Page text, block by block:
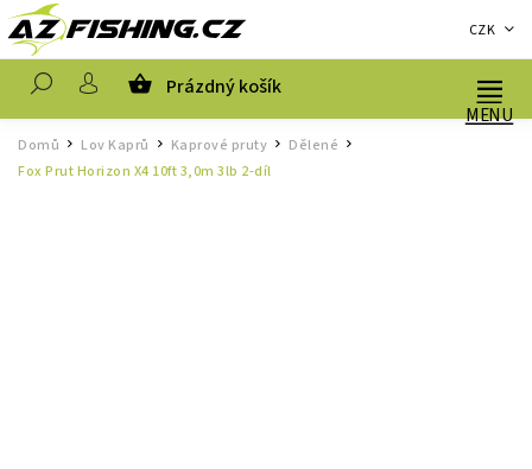
CZK
Prázdný košík
Domů / Lov Kaprů Kaprové pruty / Dělené /
Fox Prut Horizon X4 10ft 3,0m 3lb 2-díl